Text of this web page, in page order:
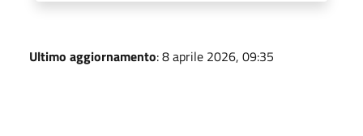
Ultimo aggiornamento: 8 aprile 2026, 09:35